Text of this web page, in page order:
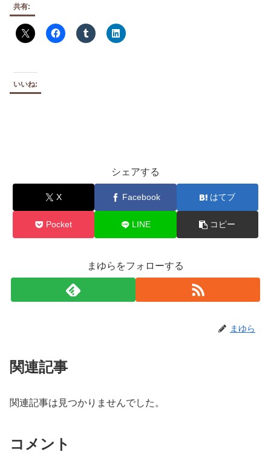
共有:
いいね:
シェアする
X Facebook はてブ
Pocket LINE コピー
まゆらをフォローする
まゆら
関連記事
関連記事は見つかりませんでした。
コメント